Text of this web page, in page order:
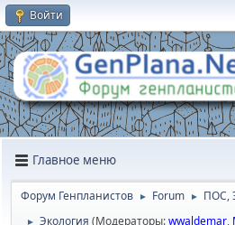
Войти
Главное меню
Форум Генпланистов ► Forum ► ПОС,
► Экология (Модераторы:wwaldemar,